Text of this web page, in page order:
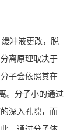
冲液更改，脱
离原理取决于
子会依照其在
。分子小的通过
深入孔隙，而